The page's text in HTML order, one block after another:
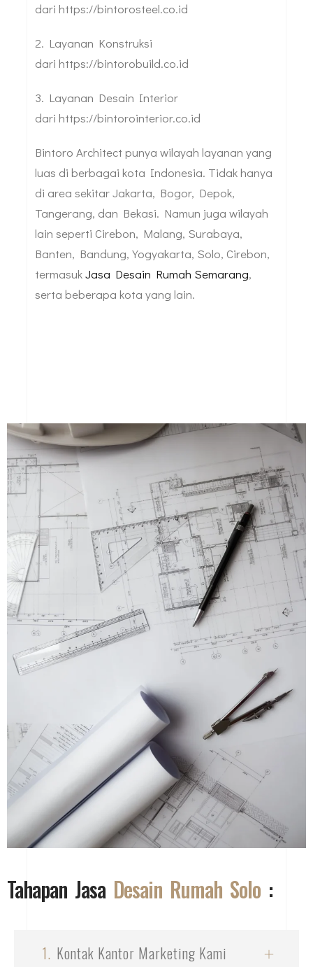
dari https://bintorosteel.co.id
2. Layanan Konstruksi
dari https://bintorobuild.co.id
3. Layanan Desain Interior
dari https://bintorointerior.co.id
Bintoro Architect punya wilayah layanan yang
luas di berbagai kota Indonesia. Tidak hanya
di area sekitar Jakarta, Bogor, Depok,
Tangerang, dan Bekasi. Namun juga wilayah
lain seperti Cirebon, Malang, Surabaya,
Banten, Bandung, Yogyakarta, Solo, Cirebon,
termasukJasa Desain Rumah Semarang,
serta beberapa kota yang lain.
Tahapan Jasa Desain Rumah Solo :
1. Kontak Kantor Marketing Kami